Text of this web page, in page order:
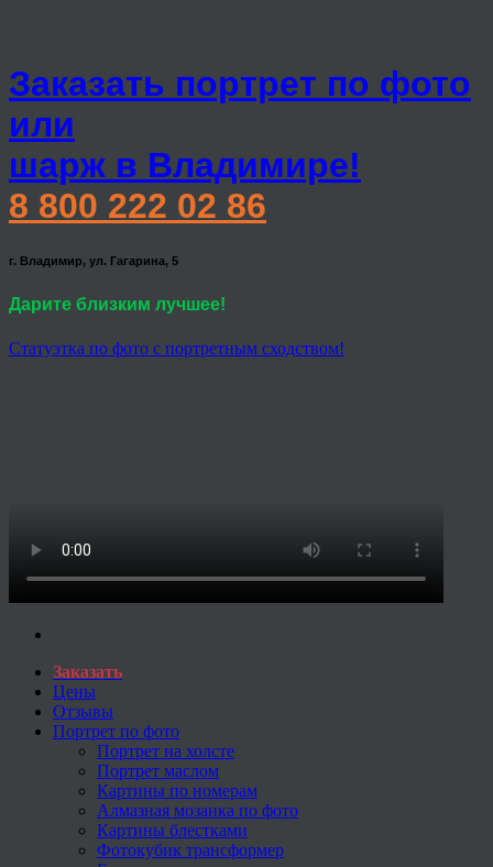
Заказать портрет по фото
или
шарж в Владимире!
8 800 222 02 86
г. Владимир, ул. Гагарина, 5
Дарите близким лучшее!
Статуэтка по фото с портретным сходством!
Заказать
Цены
Отзывы
Портрет по фото
Портрет на холсте
Портрет маслом
Картины по номерам
Алмазная мозаика по фото
Картины блестками
Фотокубик трансформер